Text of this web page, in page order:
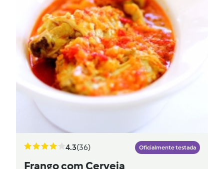
4.3(36) Oficialmente testada
Frango com Cerveja